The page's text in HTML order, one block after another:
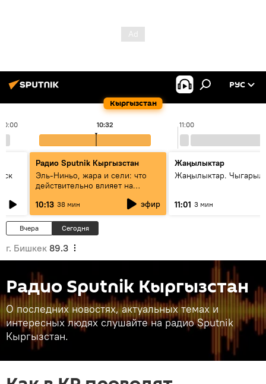
Кыргызстан
РУС
10:00 11:00
10:32
Радио Sputnik Кыргызстан
Эль-Ниньо, жара и сели: что
действительно влияет на
10:13 38 мин эфир
Жаңылыктар
Жаңылыктар.
11:01 3 мин
Вчера Сегодня
г. Бишкек 89.3
Радио Sputnik Кыргызстан
О последних новостях, актуальных темах и
интересных людях слушайте на радио Sputnik
Кыргызстан.